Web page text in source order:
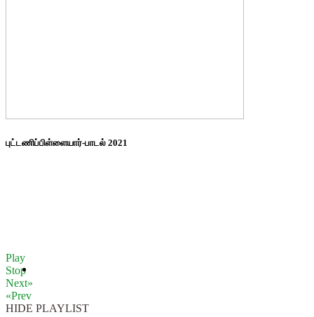
புட்டணிப்பிள்ளையார்-பாடல் 2021
Play
Stop
Next»
«Prev
HIDE PLAYLIST